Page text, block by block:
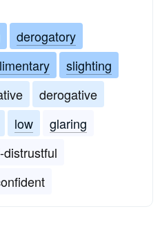
derogatory
slighting
derogative
low
glaring
distrustful